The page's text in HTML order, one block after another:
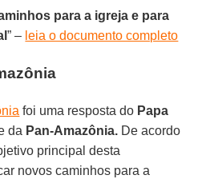
para a igreja e para
” – leia o documento completo
foi uma resposta do Papa
da Pan-Amazônia. De acordo
principal desta
novos caminhos para a